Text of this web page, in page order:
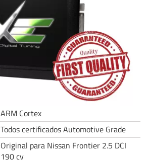
ARM Cortex
Todos certificados Automotive Grade
Original para Nissan Frontier 2.5 DCI
190 cv